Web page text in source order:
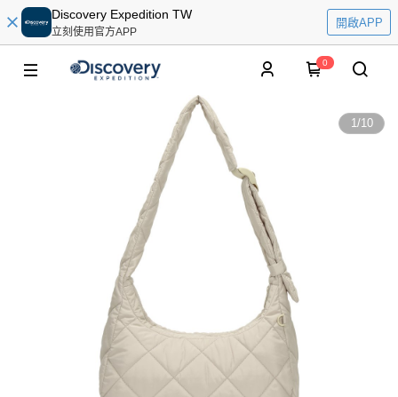
Discovery Expedition TW
立刻使用官方APP
開啟APP
0
1/10